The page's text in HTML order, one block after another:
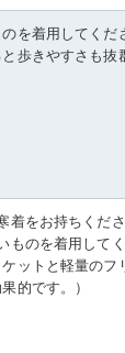
を着用してくだ
歩きやすさも抜
着をお持ちくだ
ものを着用して
ケットと軽量のフ
的です。）